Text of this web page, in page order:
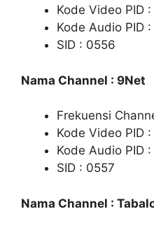
Kode Video PID
Kode Audio PID
SID : 0556
Nama Channel : 9Net
Frekuensi
Kode Video PID
Kode Audio PID :
SID : 0557
Nama Channel :